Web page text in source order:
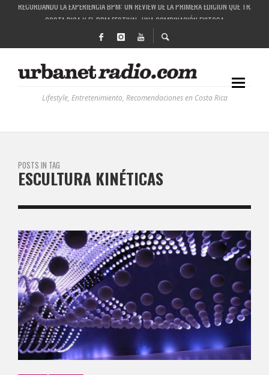
COSTA RICA Y EL BPM FESTIVAL: UNA COMBINACIÓN EXITOSA
RUTAS NATURBANAS: EL PROYECTO QUE ESTÁ TRANSFORMANDO LA CALIDAD DE
LA HISTORIA DETRÁS DE LA MÚSICA ELECTRÓNICA: BBC RADIOPHONIC WORKSHOP
Lifestyle, Entretenimiento, Recomendaciones en Costa Rica
POSTS IN TAG
ESCULTURA KINÉTICAS